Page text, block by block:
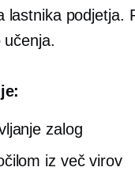
lastnika podjetja.
učenja.
zalog
iz več virov